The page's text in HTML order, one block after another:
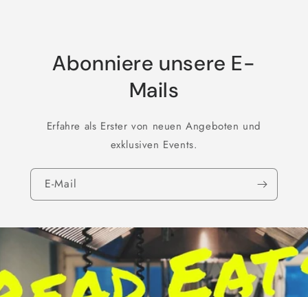
Abonniere unsere E-
Mails
Erfahre als Erster von neuen Angeboten und
exklusiven Events.
E-Mail